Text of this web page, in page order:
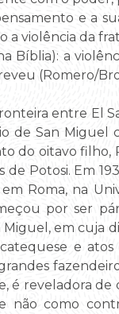
e a
violência da
Bíblia): a
(Romero/
entre El
de San Miguel
do oitavo filho,
Potosi. Em
Roma, na
por ser
em cuja
e
é reveladora
não como